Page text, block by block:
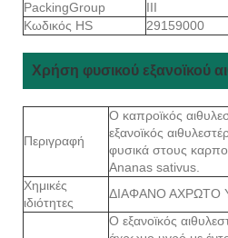
PackingGroup
III
Κωδικός HS
29159000
Χρήση φυσικού εξανοϊκού
Περιγραφή
Ο καπροϊκός
εξανοϊκός
φυσικά στους
Ananas sativus.
Χημικές
ιδιότητες
ΔΙΑΦΑΝΟ ΑΧΡΩΤΟ
Ο εξανοϊκός